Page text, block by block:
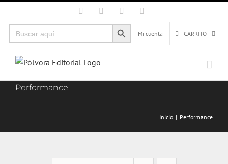
al
contenido
Facebook Instagram
Buscar:
Botón de búsqueda
Mi cuenta
CARRITO
Performance
Inicio Performance